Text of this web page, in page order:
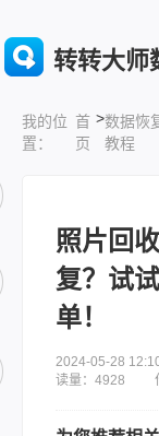
转转大师
我的位
置：
首
页
>数据恢
教程
照片回
复？试
单！
2024-05-28
读量：4928 作